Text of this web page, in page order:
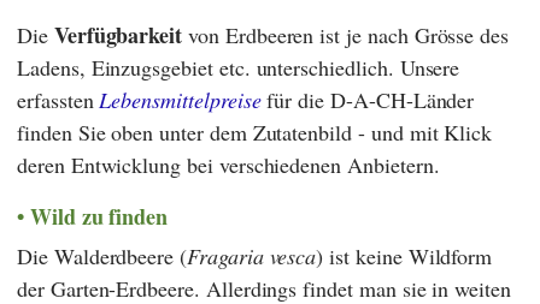
Die Verfügbarkeit von Erdbeeren ist je nach Grösse des
Ladens, Einzugsgebiet etc. unterschiedlich. Unsere
erfasstenLebensmittelpreisefür die D-A-CH-Länder
finden Sie oben unter dem Zutatenbild - und mit Klick
deren Entwicklung bei verschiedenen Anbietern.
Wild zu finden
Die Walderdbeere (Fragaria vesca) ist keine Wildform
der Garten-Erdbeere. Allerdings findet man sie in weiten